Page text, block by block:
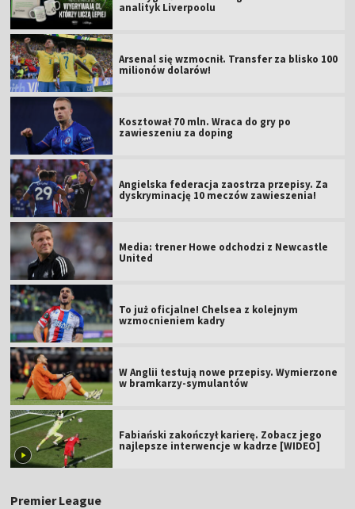
analityk Liverpoolu
Arsenal się wzmocnił. Transfer za blisko 100
milionów dolarów!
Kosztował 70 mln. Wraca do gry po
zawieszeniu za doping
Angielska federacja zaostrza przepisy. Za
dyskryminację 10 meczów zawieszenia!
Media: trener Howe odchodzi z Newcastle
United
To już oficjalne! Chelsea z kolejnym
wzmocnieniem kadry
W Anglii testują nowe przepisy. Wymierzone
w bramkarzy-symulantów
Fabiański zakończył karierę. Zobacz jego
najlepsze interwencje w kadrze [WIDEO]
Premier League